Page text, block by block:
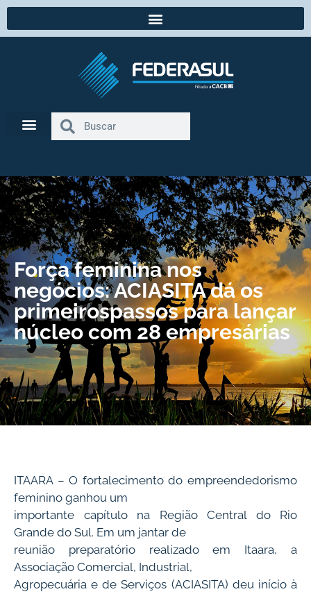
Força feminina nos
negócios: ACIASITA dá os
primeirospassos para lançar
núcleo com 28 empresárias
ITAARA – O fortalecimento do empreendedorismo
feminino ganhou um
importante capítulo na Região Central do Rio
Grande do Sul. Em um jantar de
reunião preparatório realizado em Itaara, a
Associação Comercial, Industrial,
Agropecuária e de Serviços (ACIASITA) deu início à